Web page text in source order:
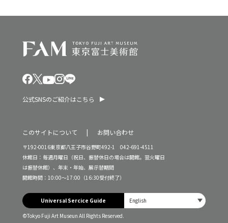
公式SNSのご紹介はこちら
このサイトについて お問い合わせ
〒192-0016東京都八王子市谷野町492-1 042-691-4511
休館日：毎週月曜日（祝日、振替休日の場合は開館。翌火曜日
は振替休館）、年末・年始、展示替期間
開館時間：10:00～17:00（16:30受付終了）
Universal Sercice Guide
©Tokyo Fuji Art Museun All Rights Reserved.